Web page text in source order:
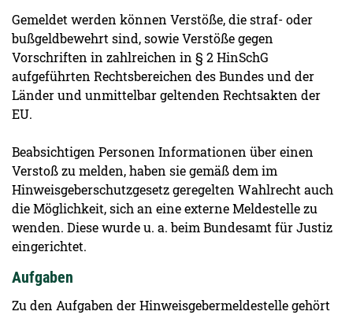
Gemeldet werden können Verstöße, die straf- oder
bußgeldbewehrt sind, sowie Verstöße gegen
Vorschriften in zahlreichen in § 2 HinSchG
aufgeführten Rechtsbereichen des Bundes und der
Länder und unmittelbar geltenden Rechtsakten der
EU.
Beabsichtigen Personen Informationen über einen
Verstoß zu melden, haben sie gemäß dem im
Hinweisgeberschutzgesetz geregelten Wahlrecht auch
die Möglichkeit, sich an eine externe Meldestelle zu
wenden. Diese wurde u. a. beim Bundesamt für Justiz
eingerichtet.
Aufgaben
Zu den Aufgaben der Hinweisgebermeldestelle gehört